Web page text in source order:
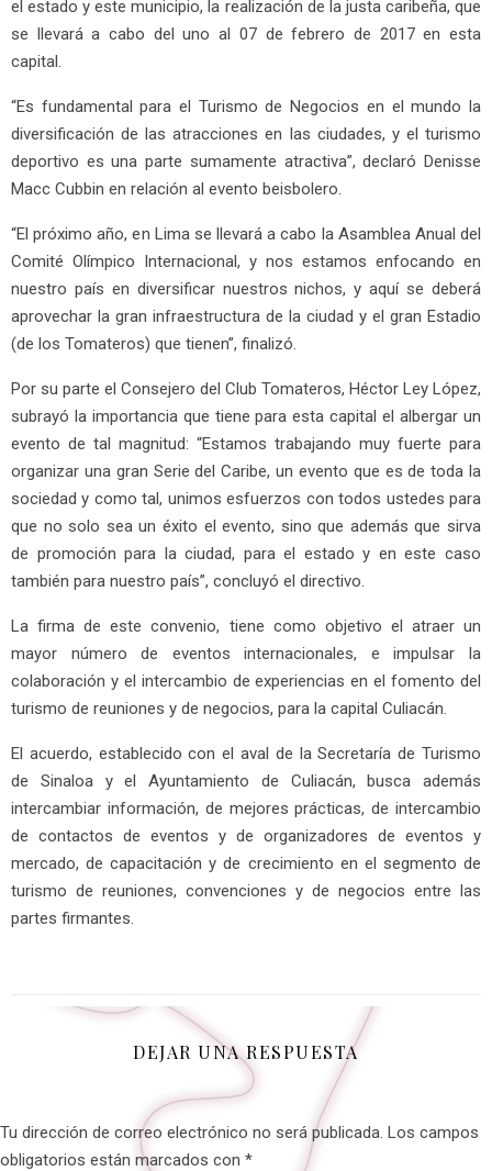
el estado y este municipio, la realización de la justa caribeña, que
se llevará a cabo del uno al 07 de febrero de 2017 en esta
capital.
“Es fundamental para el Turismo de Negocios en el mundo la
diversificación de las atracciones en las ciudades, y el turismo
deportivo es una parte sumamente atractiva”, declaró Denisse
Macc Cubbin en relación al evento beisbolero.
“El próximo año, en Lima se llevará a cabo la Asamblea Anual del
Comité Olímpico Internacional, y nos estamos enfocando en
nuestro país en diversificar nuestros nichos, y aquí se deberá
aprovechar la gran infraestructura de la ciudad y el gran Estadio
(de los Tomateros) que tienen”, finalizó.
Por su parte el Consejero del Club Tomateros, Héctor Ley López,
subrayó la importancia que tiene para esta capital el albergar un
evento de tal magnitud: “Estamos trabajando muy fuerte para
organizar una gran Serie del Caribe, un evento que es de toda la
sociedad y como tal, unimos esfuerzos con todos ustedes para
que no solo sea un éxito el evento, sino que además que sirva
de promoción para la ciudad, para el estado y en este caso
también para nuestro país”, concluyó el directivo.
La firma de este convenio, tiene como objetivo el atraer un
mayor número de eventos internacionales, e impulsar la
colaboración y el intercambio de experiencias en el fomento del
turismo de reuniones y de negocios, para la capital Culiacán.
El acuerdo, establecido con el aval de la Secretaría de Turismo
de Sinaloa y el Ayuntamiento de Culiacán, busca además
intercambiar información, de mejores prácticas, de intercambio
de contactos de eventos y de organizadores de eventos y
mercado, de capacitación y de crecimiento en el segmento de
turismo de reuniones, convenciones y de negocios entre las
partes firmantes.
DEJAR UNA RESPUESTA
Tu dirección de correo electrónico no será publicada. Los campos
obligatorios están marcados con *